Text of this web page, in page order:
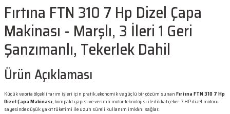
Fırtına FTN 310 7 Hp Dizel Çapa
Makinası - Marşlı, 3 İleri 1 Geri
Şanzımanlı, Tekerlek Dahil
Ürün Açıklaması
Küçük ve orta ölçekli tarım işleri için pratik, ekonomik ve güçlü bir çözüm sunanFırtına FTN 310 7 Hp
Dizel Çapa Makinası, kompakt yapısı ve verimli motor teknolojisi ile dikkat çeker. 7 HP dizel motoru
sayesinde düşük yakıt tüketimi ile uzun süreli kullanım imkânı sağlar.